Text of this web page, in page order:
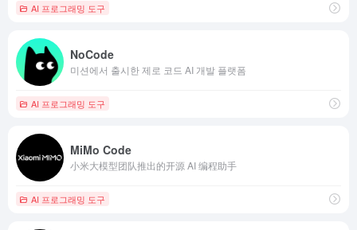
AI 프로그래밍 도구
NoCode
미션에서 출시한 제로 코드 AI 개발 플랫폼
AI 프로그래밍 도구
MiMo Code
小米大模型团队推出的开源 AI 编程助手
AI 프로그래밍 도구